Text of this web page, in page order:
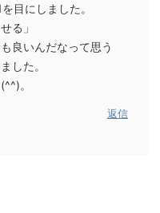
目にしました。
る」
良いんだなって思う
した。
。
返信